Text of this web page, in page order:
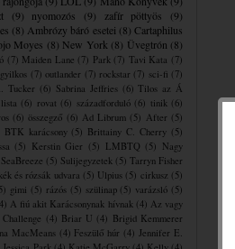
(9) nyomozós (9) zafír pöttyös
(9)
(8) Ambrózy báró esetei (8) Cartaphilus
Moyes (8) New York (8) Üvegtrón (8)
(7) Maiden Lane (7) Park (7) Tavi Kata (7)
(7) outlander (7) rockstar (7) sci-fi (7)
Tucker (6) Sabrina Jeffries (6) Tilos az Á
lista (6) rovat (6) századforduló (6) tinik (6)
(6) összegző (6) Ad Librum (5) After (5)
BTK karácsony (5) Brittainy C. Cherry (5)
(5) Kerstin Gier (5) LMBTQ (5) Nagy
SeaBreeze (5) Sulijegyzetek (5) Tarryn Fisher
és rózsák udvara (5) Ulpius (5) cirkusz (5)
gimi (5) rázós (5) szülinap (5) varázsló (5)
A fiú akit Karácsonynak hívnak (4) Az vagy
(4) Briar U (4) Brigid Kemmerer
MacMeans (4) Feszülő húr (4) Jennifer E.